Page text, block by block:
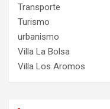
Transporte
Turismo
urbanismo
Villa La Bolsa
Villa Los Aromos